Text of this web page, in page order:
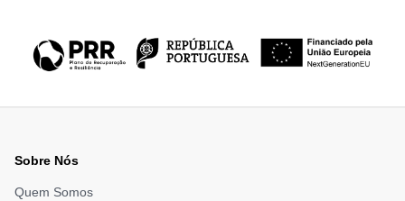
Sobre Nós
Quem Somos